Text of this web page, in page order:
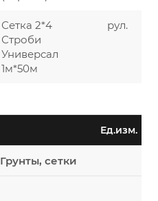
Сетка 2*4
Строби
Универсал
1м*50м
рул.
Ед.изм.
Грунты, сетки